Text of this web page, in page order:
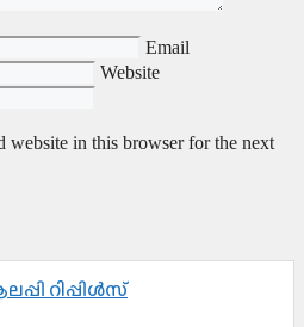
Email
Website
website in this browser for the next
റിപ്പിൾസ്